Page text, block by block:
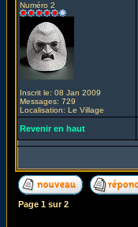
Numéro 2
Inscrit le: 08 Jan 2009
Messages: 729
Localisation: Le Village
Revenir en haut
Page 1 sur2